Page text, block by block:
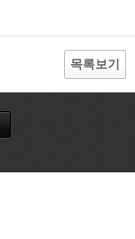
목록보기